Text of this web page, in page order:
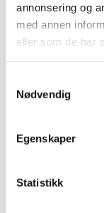
annonsering og
med annen
eller som de har
Nødvendig
Egenskaper
Statistikk
Dette gjør du:
1. Smelt smør og
fingerlunken og løs
tørrgjær har du det
2. Ha Bollemiksen i
min.
3. Dekk et stekebrett
like store emner og
mel på benken etter
4. Sett oven på
skje og fyll dem med